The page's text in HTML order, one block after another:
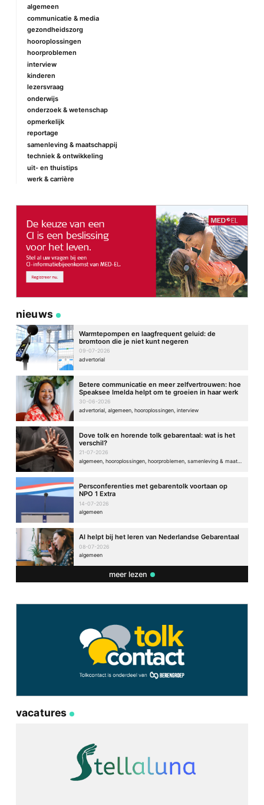
*
Naam*
E-mail*
algemeen
communicatie & media
gezondheidszorg
hooroplossingen
hoorproblemen
interview
kinderen
lezersvraag
onderwijs
onderzoek & wetenschap
opmerkelijk
reportage
samenleving & maatschappij
techniek & ontwikkeling
uit- en thuistips
werk & carrière
nieuws
Warmtepompen en laagfrequent geluid: de
bromtoon die je niet kunt negeren
09-07-2026
advertorial
Betere communicatie en meer zelfvertrouwen: hoe
Speaksee Imelda helpt om te groeien in haar werk
30-06-2026
advertorial, algemeen, hooroplossingen, interview
Dove tolk en horende tolk gebarentaal: wat is het
verschil?
21-07-2026
Persconferenties met gebarentolk voortaan op
NPO 1 Extra
14-07-2026
algemeen
AI helpt bij het leren van Nederlandse Gebarentaal
08-07-2026
algemeen
meer lezen
vacatures